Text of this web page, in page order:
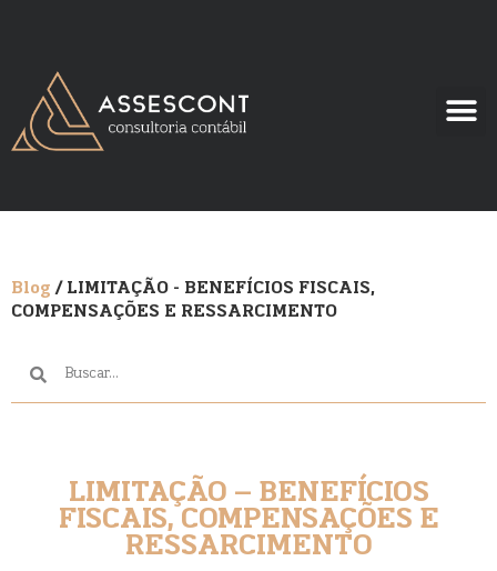
Blog/ LIMITAÇÃO - BENEFÍCIOS FISCAIS,
COMPENSAÇÕES E RESSARCIMENTO
LIMITAÇÃO – BENEFÍCIOS
FISCAIS, COMPENSAÇÕES E
RESSARCIMENTO